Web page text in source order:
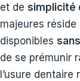
et de simplicité
majeures
disponibles
de se prémunir
l’usure